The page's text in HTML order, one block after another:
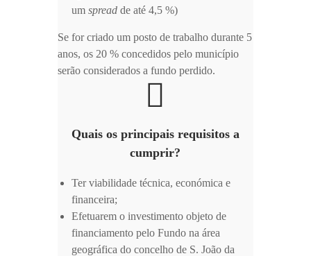
umspread de até 4,5 %)
Se for criado um posto de trabalho durante 5
anos, os 20 % concedidos pelo município
serão considerados a fundo perdido.
Quais os principais requisitos a
cumprir?
Ter viabilidade técnica, económica e
financeira;
Efetuarem o investimento objeto de
financiamento pelo Fundo na área
geográfica do concelho de S. João da